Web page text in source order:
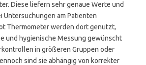
Diese liefern sehr genaue Werte und
Untersuchungen am Patienten
Thermometer werden dort genutzt,
und hygienische Messung gewünscht
in größeren Gruppen oder
sind sie abhängig von korrekter